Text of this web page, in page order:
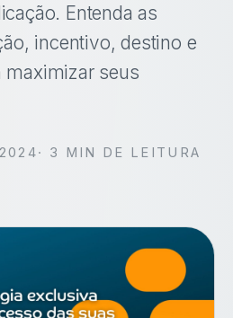
Entenda as
incentivo, destino e
maximizar seus
· 3
MIN DE LEITURA